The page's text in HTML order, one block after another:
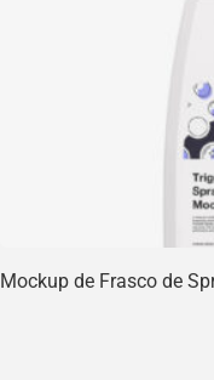
Mockup de Frasco de